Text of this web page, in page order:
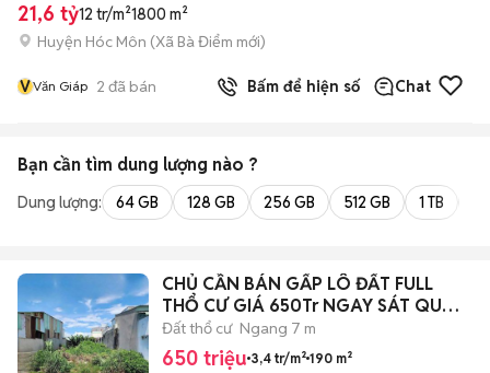
21,6 tỷ12 tr/m²1800 m²
Huyện Hóc Môn (Xã Bà Điểm mới)
VVăn Giáp 2 đã bán Bấm để hiện số Chat
Bạn cần tìm dung lượng nào ?
Dung lượng: 64 GB 128 GB 256 GB 512 GB 1 TB
CHỦ CẦN BÁN GẤP LÔ ĐẤT FULL
THỔ CƯ GIÁ 650Tr NGAY SÁT QUỐC
LỘ 22 .
Đất thổ cư Ngang 7 m
650 triệu 3,4 tr/m² 190 m²